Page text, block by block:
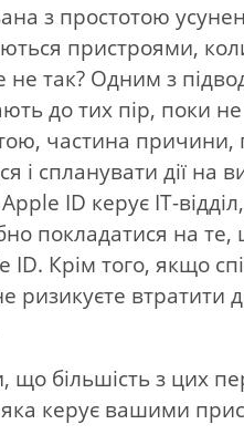
з простотою
пристроями,
так? Одним з
до тих пір, поки
частина причини,
і спланувати дії на
ID керує ІТ-
покладатися на
ID. Крім того, якщо
ризикуєте
більшість з цих
керує вашими